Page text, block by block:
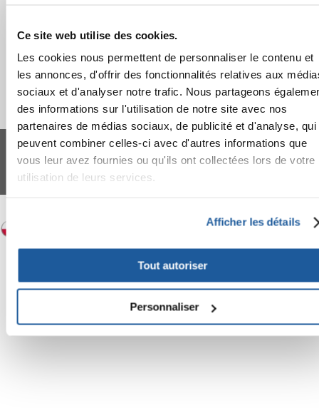
Ce site web utilise des cookies.
Les cookies nous permettent de personnaliser le contenu et
les annonces, d'offrir des fonctionnalités relatives aux
sociaux et d'analyser notre trafic. Nous partageons
des informations sur l'utilisation de notre site avec nos
partenaires de médias sociaux, de publicité et d'analyse, qui
peuvent combiner celles-ci avec d'autres informations que
vous leur avez fournies ou qu'ils ont collectées lors de votre
utilisation de leurs services.
Afficher les détails
Tout autoriser
Personnaliser
FERA 24 UG Sede legale: Blankenfelder Dorfstraße 94 15827 Blankenfelde-
Mahlow (Germania) - P.IVA DE317667035
* Tous les prix incluent la TVA / plus l'expédition
© 2024-2026 FERA 24 UG.